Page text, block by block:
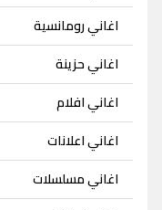
اغاني رومانسية
اغاني حزينة
اغاني افلام
اغاني اعلانات
اغاني مسلسلات